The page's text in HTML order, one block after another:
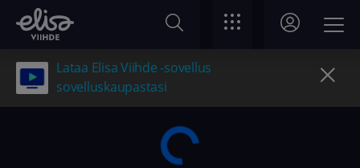
Lataa Elisa Viihde -sovellus
sovelluskaupastasi